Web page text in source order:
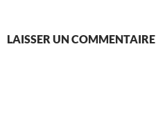
LAISSER UN COMMENTAIRE